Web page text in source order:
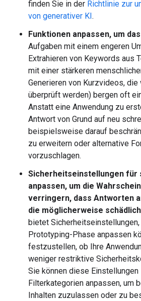
finden Sie in der Richtlinie zur
von generativer KI .
Funktionen anpassen, um
Aufgaben mit einem engeren
Extrahieren von Keywords aus
mit einer stärkeren
Generieren von Kurzvideos,
überprüft werden) bergen oft
Anstatt eine Anwendung zu
Antwort von Grund auf neu
beispielsweise darauf
zu erweitern oder alternative
vorzuschlagen.
Sicherheitseinstellungen für
anpassen, um die
verringern, dass Antworten
die möglicherweise
bietet
Prototyping-Phase anpassen
festzustellen, ob Ihre
weniger restriktive
Sie können diese Einstellungen
Filterkategorien anpassen, um
Inhalten zuzulassen oder zu